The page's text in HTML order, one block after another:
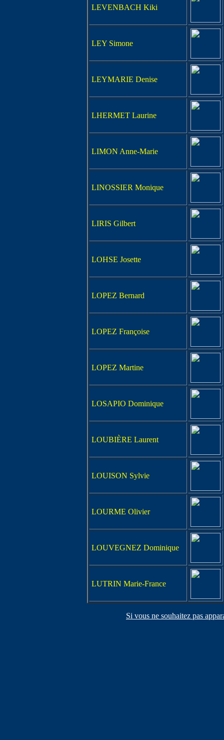
LEVENBACH Kiki
LEY Simone
LEYMARIE Denise
LHERMET Laurine
LIMON Anne-Marie
LINOSSIER Monique
LIRIS Gilbert
LOHSE Josette
LOPEZ Bernard
LOPEZ Françoise
LOPEZ Martine
LOSAPIO Dominique
LOUBIÈRE Laurent
LOUISON Sylvie
LOURME Olivier
LOUVEGNEZ Dominique
LUTRIN Marie-France
Si vous ne souhaitez pas